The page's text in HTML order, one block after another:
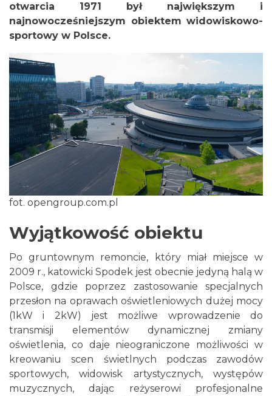
otwarcia 1971 był największym i
najnowocześniejszym obiektem widowiskowo-
sportowy w Polsce.
fot. opengroup.com.pl
Wyjątkowość obiektu
Po gruntownym remoncie, który miał miejsce w
2009 r., katowicki Spodek jest obecnie jedyną halą w
Polsce, gdzie poprzez zastosowanie specjalnych
przesłon na oprawach oświetleniowych dużej mocy
(1kW i 2kW) jest możliwe wprowadzenie do
transmisji elementów dynamicznej zmiany
oświetlenia, co daje nieograniczone możliwości w
kreowaniu scen świetlnych podczas zawodów
sportowych, widowisk artystycznych, występów
muzycznych, dając reżyserowi profesjonalne